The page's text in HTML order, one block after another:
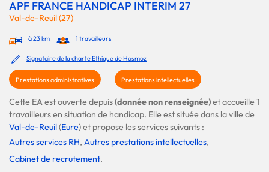
APF FRANCE HANDICAP INTERIM 27
Val-de-Reuil (27)
à 23 km 1 travailleurs
Signataire de la charte Ethique de Hosmoz
Prestations administratives Prestations intellectuelles
Cette EA est ouverte depuis(donnée non renseignée)et accueille 1
travailleurs en situation de handicap. Elle est située dans la ville de
Val-de-Reuil(Eure) et propose les services suivants :
Autres services RH, Autres prestations intellectuelles,
Cabinet de recrutement.